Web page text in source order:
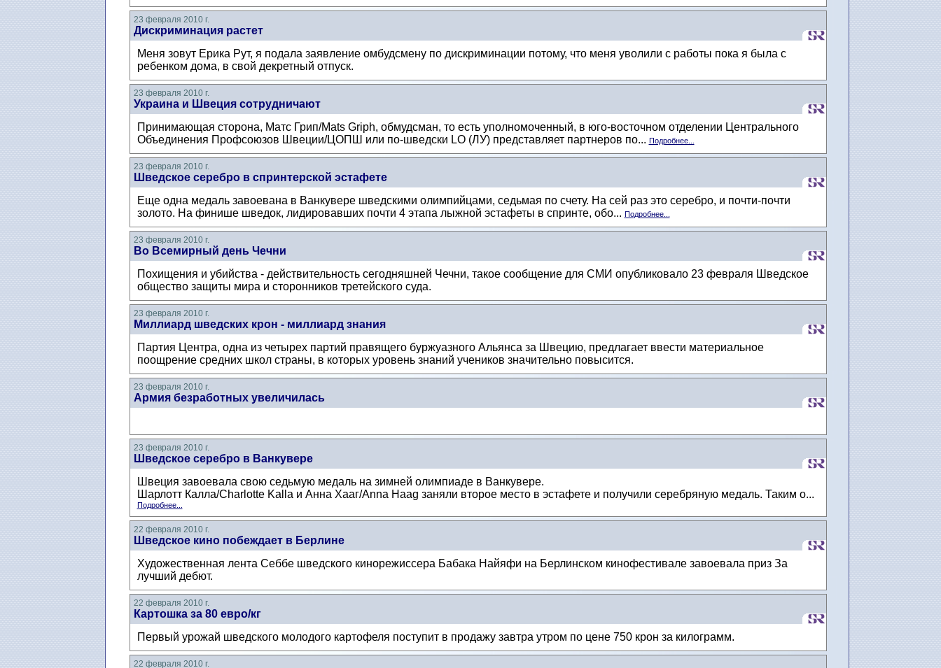
23 февраля 2010 г.
Дискриминация растет
Меня зовут Ерика Рут, я подала заявление омбудсмену по дискриминации потому, что меня уволили с работы пока я была с
ребенком дома, в свой декретный отпуск.
23 февраля 2010 г.
Украина и Швеция сотрудничают
Принимающая сторона, Матс Грип/Mats Griph, обмудсман, то есть уполномоченный, в юго-восточном отделении Центрального
Объединения Профсоюзов Швеции/ЦОПШ или по-шведски LO (ЛУ) представляет партнеров по... Подробнее...
23 февраля 2010 г.
Шведское серебро в спринтерской эстафете
Еще одна медаль завоевана в Ванкувере шведскими олимпийцами, седьмая по счету. На сей раз это серебро, и почти-почти
золото. На финише шведок, лидировавших почти 4 этапа лыжной эстафеты в спринте, обо... Подробнее...
23 февраля 2010 г.
Во Всемирный день Чечни
Похищения и убийства - действительность сегодняшней Чечни, такое сообщение для СМИ опубликовало 23 февраля Шведское
общество защиты мира и сторонников третейского суда.
23 февраля 2010 г.
Миллиард шведских крон - миллиард знания
Партия Центра, одна из четырех партий правящего буржуазного Альянса за Швецию, предлагает ввести материальное
поощрение средних школ страны, в которых уровень знаний учеников значительно повысится.
23 февраля 2010 г.
Армия безработных увеличилась
23 февраля 2010 г.
Шведское серебро в Ванкувере
Швеция завоевала свою седьмую медаль на зимней олимпиаде в Ванкувере.
Шарлотт Калла/Charlotte Kalla и Анна Хааг/Anna Haag заняли второе место в эстафете и получили серебряную медаль. Таким о...
Подробнее...
22 февраля 2010 г.
Шведское кино побеждает в Берлине
Художественная лента Себбе шведского кинорежиссера Бабака Найяфи на Берлинском кинофестивале завоевала приз За
лучший дебют.
22 февраля 2010 г.
Картошка за 80 евро/кг
Первый урожай шведского молодого картофеля поступит в продажу завтра утром по цене 750 крон за килограмм.
22 февраля 2010 г.